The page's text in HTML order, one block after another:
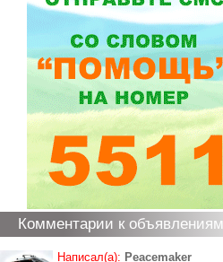
Комментарии к объявлениям
Написал(а): Peacemaker